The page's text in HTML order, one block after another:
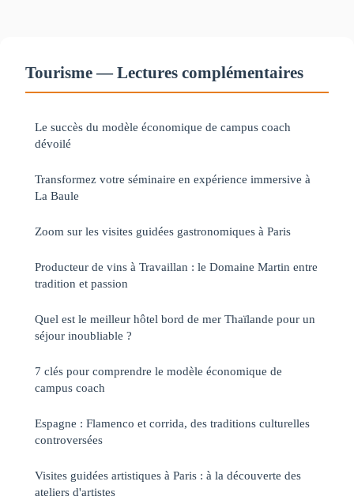
Tourisme — Lectures complémentaires
Le succès du modèle économique de campus coach
dévoilé
Transformez votre séminaire en expérience immersive à
La Baule
Zoom sur les visites guidées gastronomiques à Paris
Producteur de vins à Travaillan : le Domaine Martin entre
tradition et passion
Quel est le meilleur hôtel bord de mer Thaïlande pour un
séjour inoubliable ?
7 clés pour comprendre le modèle économique de
campus coach
Espagne : Flamenco et corrida, des traditions culturelles
controversées
Visites guidées artistiques à Paris : à la découverte des
ateliers d'artistes